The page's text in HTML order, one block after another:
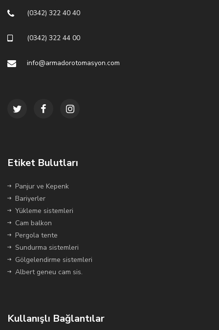
(0342) 322 40 40
(0342) 322 44 00
info@armadorotomasyon.com
Etiket Bulutları
Panjur ve Kepenk
Bariyerler
Yükleme sistemleri
Cam balkon
Pergola tente
Sundurma sistemleri
Gölgelendirme sistemleri
Albert geneu cam sis.
Kullanışlı Bağlantılar